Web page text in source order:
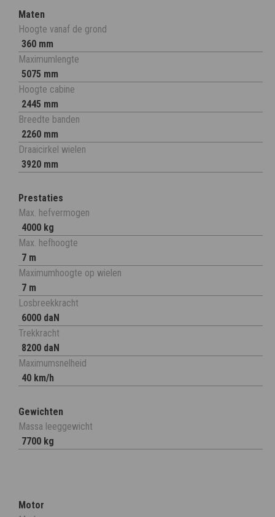
Maten
Hoogte vanaf de grond
360 mm
Maximumlengte
5075 mm
Hoogte cabine
2445 mm
Breedte banden
2260 mm
Draaicirkel wielen
3920 mm
Prestaties
Max. hefvermogen
4000 kg
Max. hefhoogte
7 m
Maximumhoogte op wielen
7 m
Losbreekkracht
6000 daN
Trekkracht
8200 daN
Maximumsnelheid
40 km/h
Gewichten
Massa leeggewicht
7700 kg
Motor